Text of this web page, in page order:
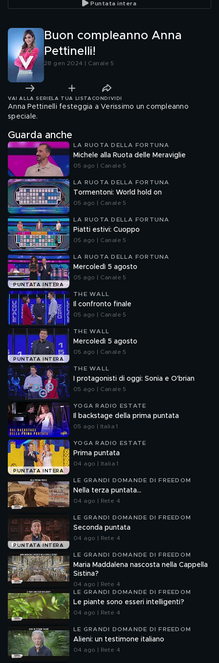
Puntata intera
Buon compleanno Anna
Pettinelli!
28 gen 2024 | Canale 5
VAI ALLA SERIE LA TUA LISTA CONDIVIDI
Anna Pettinelli festeggia a Verissimo un compleanno
speciale.
Guarda anche
LA RUOTA DELLA FORTUNA
Michele alla Ruota delle Meraviglie
05 ago | Canale 5
LA RUOTA DELLA FORTUNA
Tormentoni: World hold on
05 ago | Canale 5
LA RUOTA DELLA FORTUNA
Piatti estivi: Cuoppo
05 ago | Canale 5
PUNTATA INTERA
LA RUOTA DELLA FORTUNA
Mercoledì 5 agosto
05 ago | Canale 5
THE WALL
Il confronto finale
05 ago | Canale 5
PUNTATA INTERA
THE WALL
Mercoledì 5 agosto
05 ago | Canale 5
THE WALL
I protagonisti di oggi: Sonia e O'brian
05 ago | Canale 5
YOGA RADIO ESTATE
Il backstage della prima puntata
05 ago | Italia 1
PUNTATA INTERA
YOGA RADIO ESTATE
Prima puntata
04 ago | Italia 1
LE GRANDI DOMANDE DI FREEDOM
Nella terza puntata...
04 ago | Rete 4
PUNTATA INTERA
LE GRANDI DOMANDE DI FREEDOM
Seconda puntata
04 ago | Rete 4
LE GRANDI DOMANDE DI FREEDOM
Maria Maddalena nascosta nella Cappella
Sistina?
04 ago | Rete 4
LE GRANDI DOMANDE DI FREEDOM
Le piante sono esseri intelligenti?
04 ago | Rete 4
LE GRANDI DOMANDE DI FREEDOM
Alieni: un testimone italiano
04 ago | Rete 4